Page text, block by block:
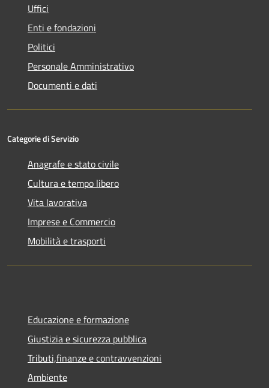
Uffici
Enti e fondazioni
Politici
Personale Amministrativo
Documenti e dati
Categorie di Servizio
Anagrafe e stato civile
Cultura e tempo libero
Vita lavorativa
Imprese e Commercio
Mobilità e trasporti
Educazione e formazione
Giustizia e sicurezza pubblica
Tributi,finanze e contravvenzioni
Ambiente